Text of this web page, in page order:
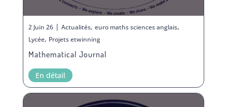
2 Juin 26| Actualités, euro maths sciences anglais,
Lycée, Projets etwinning
Mathematical Journal
En détail